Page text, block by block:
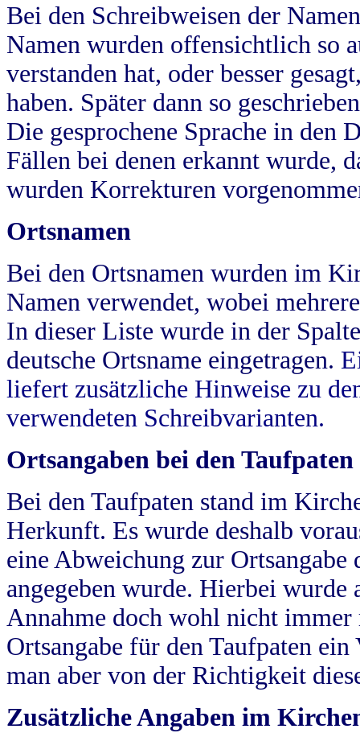
Bei den Schreibweisen der
Namen wurden offensichtlich so
verstanden hat, oder besser
haben. Später dann so
Die gesprochene Sprache in
Fällen bei denen erkannt wurde,
wurden Korrekturen
Ortsnamen
Bei den Ortsnamen wurden im
Namen verwendet, wobei
In dieser Liste wurde in der
deutsche Ortsname eingetragen.
liefert zusätzliche Hinweise zu
verwendeten Schreibvarianten.
Ortsangaben bei den Taufpaten
Bei den Taufpaten stand im
Herkunft. Es wurde deshalb
eine Abweichung zur
angegeben wurde. Hierbei wurde
Annahme doch wohl nicht
Ortsangabe für den Taufpaten
man aber von der Richtigkeit
Zusätzliche Angaben im